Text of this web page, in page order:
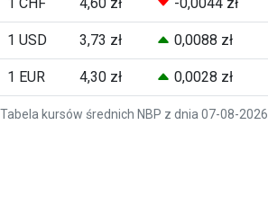
Tabela kursów średnich NBP z dnia 07-08-2026
1 USD 3,73 zł 0,0088 zł
1 EUR 4,30 zł 0,0028 zł